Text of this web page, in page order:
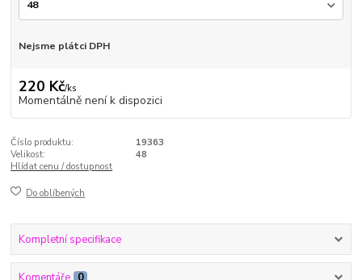
Nejsme plátci DPH
220 Kč/ks
Momentálně není k dispozici
Číslo produktu:
19363
Velikost:
48
Hlídat cenu / dostupnost
Do oblíbených
Kompletní specifikace